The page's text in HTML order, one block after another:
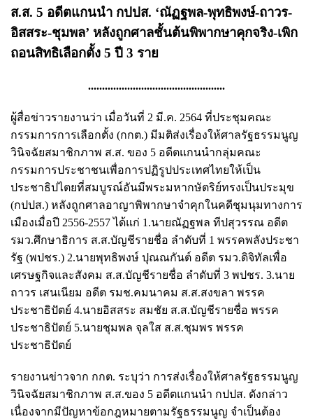
ส.ส. 5 อดีตแกนนำ กปปส. ‘ณัฏฐพล-พุทธิพงษ์-ถาวร-
อิสสระ-ชุมพล’ หลังถูกศาลชั้นต้นพิพากษาคุกจริง-เพิก
ถอนสิทธิเลือกตั้ง 5 ปี 3 ราย
.................................................
ผู้สื่อข่าวรายงานว่า เมื่อวันที่ 2 มี.ค. 2564 ที่ประชุมคณะ
กรรมการการเลือกตั้ง (กกต.) มีมติส่งเรื่องให้ศาลรัฐธรรมนูญ
วินิจฉัยสมาชิกภาพ ส.ส. ของ 5 อดีตแกนนำกลุ่มคณะ
กรรมการประชาชนเพื่อการปฏิรูปประเทศไทยให้เป็น
ประชาธิปไตยที่สมบูรณ์อันมีพระมหากษัตริย์ทรงเป็นประมุข
(กปปส.) หลังถูกศาลอาญาพิพากษาจำคุกในคดีชุมนุมทางการ
เมืองเมื่อปี 2556-2557 ได้แก่ 1.นายณัฏฐพล ทีปสุวรรณ อดีต
รมว.ศึกษาธิการ ส.ส.บัญชีรายชื่อ ลำดับที่ 1 พรรคพลังประชา
รัฐ (พปชร.) 2.นายพุทธิพงษ์ ปุณณกันต์ อดีต รมว.ดิจิทัลเพื่อ
เศรษฐกิจและสังคม ส.ส.บัญชีรายชื่อ ลำดับที่ 3 พปชร. 3.นาย
ถาวร เสนเนียม อดีต รมช.คมนาคม ส.ส.สงขลา พรรค
ประชาธิปัตย์ 4.นายอิสสระ สมชัย ส.ส.บัญชีรายชื่อ พรรค
ประชาธิปัตย์ 5.นายชุมพล จุลใส ส.ส.ชุมพร พรรค
ประชาธิปัตย์
รายงานข่าวจาก กกต. ระบุว่า การส่งเรื่องให้ศาลรัฐธรรมนูญ
วินิจฉัยสมาชิกภาพ ส.ส.ของ 5 อดีตแกนนำ กปปส. ดังกล่าว
เนื่องจากมีปัญหาข้อกฎหมายตามรัฐธรรมนูญ จำเป็นต้อง